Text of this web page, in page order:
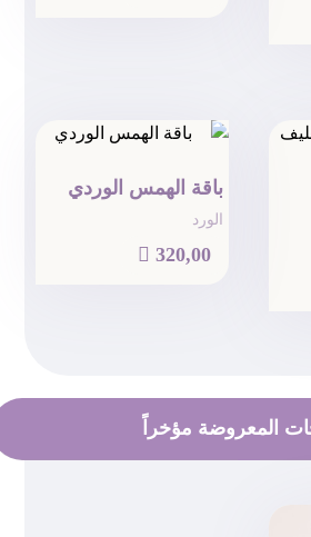
باقة الهمس الوردي
الورد
 320,00
المعروضة مؤخراً